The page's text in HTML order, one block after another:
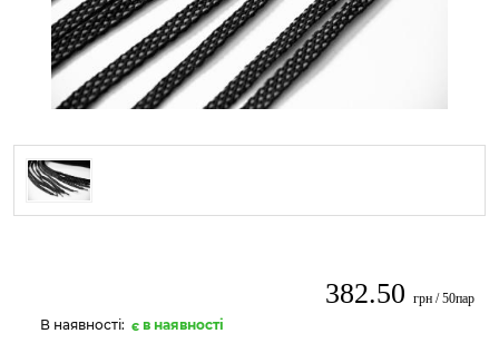
382.50 грн / 50пар
В наявності: є в наявності